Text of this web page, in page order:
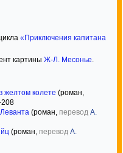
«Приключения капитана
картины Ж-Л. Месонье
желтом колете (роман,
208
(роман, перевод А.
(роман, перевод А.